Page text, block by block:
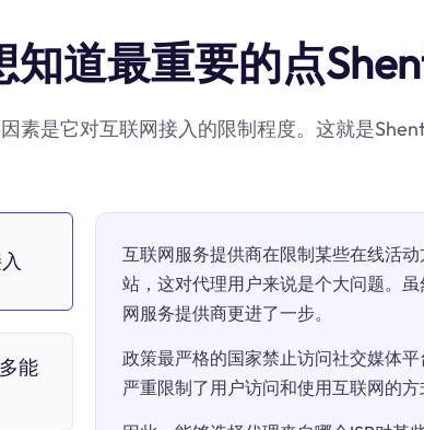
知道最重要的点
素是它对互联网接入的限制程度。这就是
能
互联网服务提供商在限制某些在线活
站，这对代理用户来说是个大问题。
网服务提供商更进了一步。
政策最严格的国家禁止访问社交媒体
严重限制了用户访问和使用互联网的方